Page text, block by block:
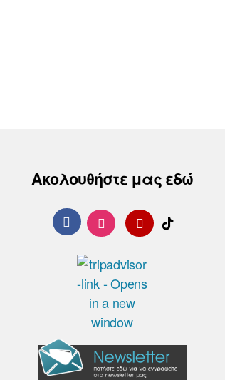
Ακολουθήστε μας εδώ